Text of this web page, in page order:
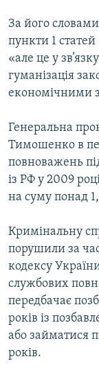
КРИМ РЕАЛІЇ
УКР
Усі сайти
За його
пункти 1
«але це у
гуманізація
економічними
Генеральна
Тимошенко в
повноважень
із РФ у 2009
на суму понад
Кримінальну
порушили за
кодексу
службових
передбачає
років із
або займатися
років.